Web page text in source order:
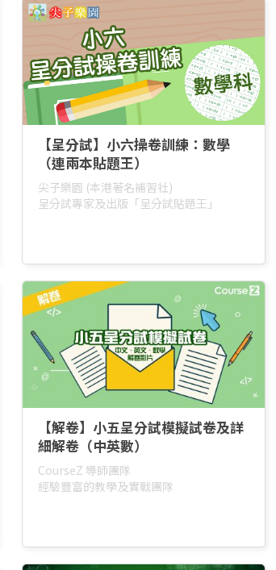
【呈分試】小六操卷訓練：數學
（連兩本貼題王）
尖子樂園 (本港著名補習社)
呈分試專家及出版「呈分試貼題王」
【解卷】小五呈分試模擬試卷及詳
細解卷（中英數）
CourseZ 導師團隊
經驗豐富的教學及實戰團隊